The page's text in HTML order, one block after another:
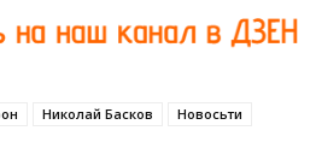
Николай Басков
Новосьти